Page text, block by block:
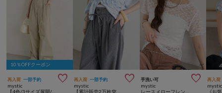
10％OFFクーポン
再入荷 一部予約 
mystic
再入荷 一部予約 
mystic
手洗い可 
mystic
再入荷
mystic